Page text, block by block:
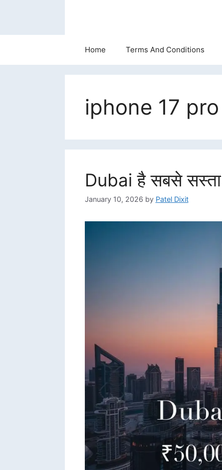
Home Terms And Conditions
iphone 17
Dubai है सबसे
January 10, 2026 by Patel Dixit